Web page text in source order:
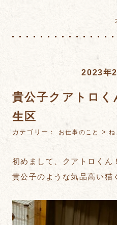
2023年
貴公子クアトロく
生区
カテゴリー： お仕事のこと >ね
初めまして、クアトロくん！
貴公子のような気品高い猫